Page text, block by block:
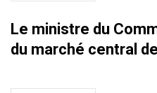
Le ministre du
du marché central